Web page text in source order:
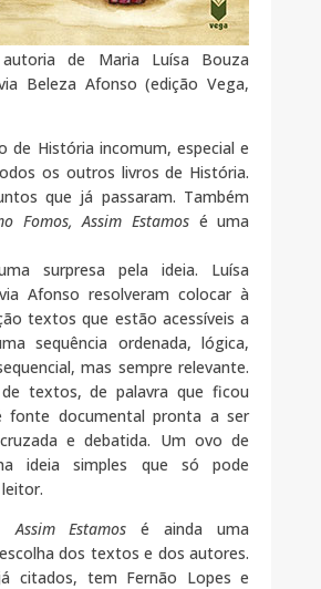
de Maria Luísa Bouza
Beleza Afonso (edição Vega,
de História incomum, especial e
os outros livros de História.
que já passaram. Também
Fomos, Assim Estamosé uma
surpresa pela ideia. Luísa
Afonso resolveram colocar à
textos que estão acessíveis a
sequência ordenada, lógica,
mas sempre relevante.
textos, de palavra que ficou
fonte documental pronta a ser
e debatida. Um ovo de
ideia simples que só pode
Assim Estamos é ainda uma
dos textos e dos autores.
citados, tem Fernão Lopes e